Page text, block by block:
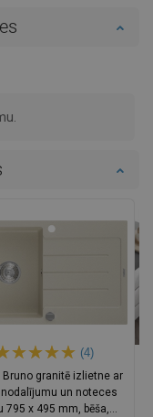
(4)
Bruno granitē izlietne ar
un noteces
795 x 495 mm, bēša,